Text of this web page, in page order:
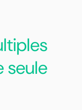
seule